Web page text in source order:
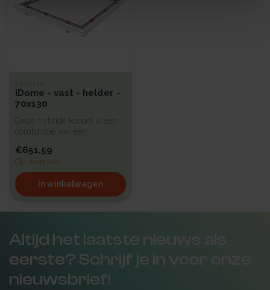
SKYLUX
iDome - vast - helder -
70x130
Onze hybride koepel is een
combinatie van een
kunststofkoepel...
€651,59
Op voorraad
In winkelwagen
Altijd het laatste nieuws als
eerste? Schrijf je in voor onze
nieuwsbrief!